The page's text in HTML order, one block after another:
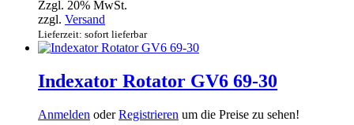
Zzgl. 20% MwSt.
zzgl. Versand
Lieferzeit: sofort lieferbar
Indexator Rotator GV6 69-30
Anmelden oderRegistrieren um die Preise zu sehen!